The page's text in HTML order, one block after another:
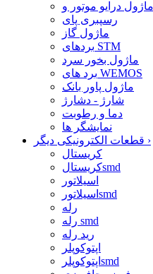
رسپبری پای
ماژول گاز
بردهای STM
ماژول بخور سرد
برد های WEMOS
ماژول پاور بانک
شارژ - دشارژ
دما و رطوبت
نمایشگر ها
›
کریستال
کریستالsmd
اسیلاتور
اسیلاتورsmd
رله
رله smd
رید رله
اپتوکوپلر
اپتوکوپلرsmd